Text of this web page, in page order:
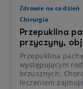
Zdrowie na co dzień
Chirurgia
Przepuklina
przyczyny,
Przepuklina
występującym
brzusznych.
leczeniem